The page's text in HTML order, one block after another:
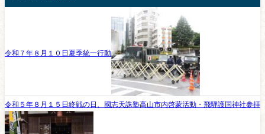
令和７年８月１０日夏季統一行動
令和５年８月１５日終戦の日、國志天誅塾高山市内啓蒙活動・飛騨護国神社参拝